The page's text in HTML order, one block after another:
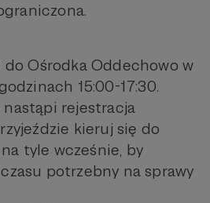
do Ośrodka Oddechowo w
15:00-17:30.
rejestracja
kieruj się do
tyle wcześnie, by
potrzebny na sprawy